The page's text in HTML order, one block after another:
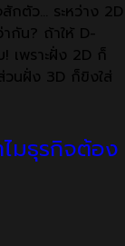
กตัว… ระหว่าง 2D
กัน? ถ้าให้ D-
เพราะฝั่ง 2D ก็
วนฝั่ง 3D ก็ขิงใส่
มธุรกิจต้อง